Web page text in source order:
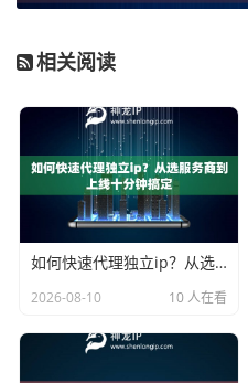
相关阅读
如何快速代理独立ip？从选服务商到上线十分钟搞定
2026-08-10 10 人在看